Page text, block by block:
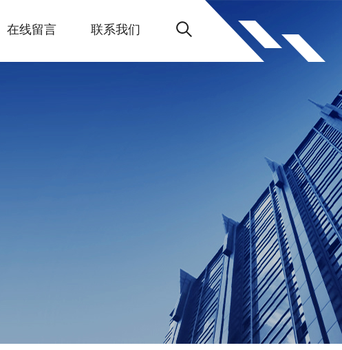
在线留言 联系我们